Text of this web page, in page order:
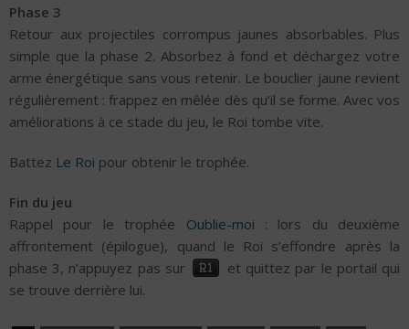
Phase 3
Retour aux projectiles corrompus jaunes absorbables. Plus
simple que la phase 2. Absorbez à fond et déchargez votre
arme énergétique sans vous retenir. Le bouclier jaune revient
régulièrement : frappez en mêlée dès qu’il se forme. Avec vos
améliorations à ce stade du jeu, le Roi tombe vite.
Battez Le Roi pour obtenir le trophée.
Fin du jeu
Rappel pour le trophée Oublie-moi : lors du deuxième
affrontement (épilogue), quand le Roi s’effondre après la
phase 3, n’appuyez pas sur
et quittez par le portail qui
se trouve derrière lui.